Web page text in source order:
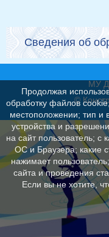
Сведения об
МУ
©
Продолжая
обработку файлов
местоположении; тип и
устройства и
на сайт пользователь; с
ОС и Браузера; какие
нажимает
сайта и проведения
Если вы не хотите,